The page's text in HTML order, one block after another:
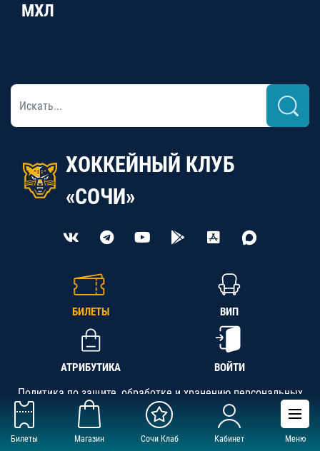
Билеты Магазин Сочи Клаб Кабинет Меню
МХЛ
ХОККЕЙНЫЙ КЛУБ
«СОЧИ»
БИЛЕТЫ ВИП
АТРИБУТИКА ВОЙТИ
Политика по защите, обработке и хранению персональных
данных
АНО «СК «Кубань-Регион», ОГРН 1142300002349,